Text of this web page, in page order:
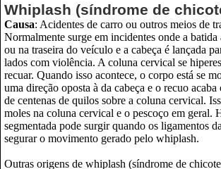
Whiplash (síndrome de
Causa: Acidentes de carro ou outros meios de
Normalmente surge em incidentes onde a batida
ou na traseira do veículo e a cabeça é lançada
lados com violência. A coluna cervical se
recuar. Quando isso acontece, o corpo está se
uma direção oposta à da cabeça e o recuo acaba
de centenas de quilos sobre a coluna cervical.
moles na coluna cervical e o pescoço em geral.
segmentada pode surgir quando os ligamentos
segurar o movimento gerado pelo whiplash.
Outras origens de whiplash (síndrome de